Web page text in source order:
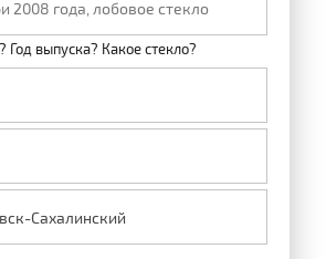
выпуска? Какое стекло?